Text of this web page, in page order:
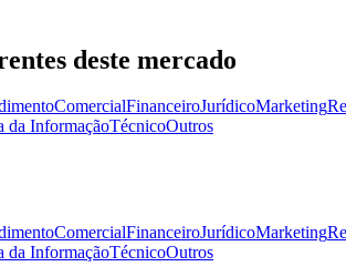
deste mercado
ComercialFinanceiroJurídicoMarketing
da InformaçãoTécnicoOutros
ComercialFinanceiroJurídicoMarketing
da InformaçãoTécnicoOutros